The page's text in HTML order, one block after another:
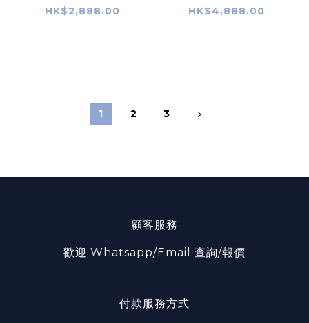
Q2FD 電子門鎖
HK$2,888.00
鎖(Apple HomeKit)
HK$4,888.00
1 2 3
顧客服務
歡迎 Whatsapp/Email 查詢/報價
付款服務方式